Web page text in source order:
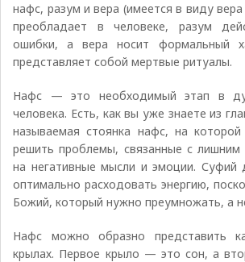
нафс, разум и вера (имеется в виду
преобладает в человеке, разум
ошибки, а вера носит формальный
представляет собой мертвые ритуалы.
Нафс — это необходимый этап в
человека. Есть, как вы уже знаете из
называемая стоянка нафс, на
решить проблемы, связанные с лишним
на негативные мысли и эмоции. Суфий
оптимально расходовать энергию,
Божий, который нужно преумножать, а
Нафс можно образно представить
крылах. Первое крыло — это сон, а